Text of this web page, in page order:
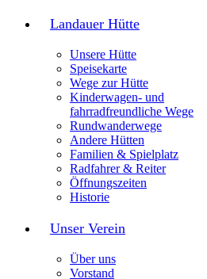
Landauer Hütte
Unsere Hütte
Speisekarte
Wege zur Hütte
Kinderwagen- und
fahrradfreundliche Wege
Rundwanderwege
Andere Hütten
Familien & Spielplatz
Radfahrer & Reiter
Öffnungszeiten
Historie
Unser Verein
Über uns
Vorstand